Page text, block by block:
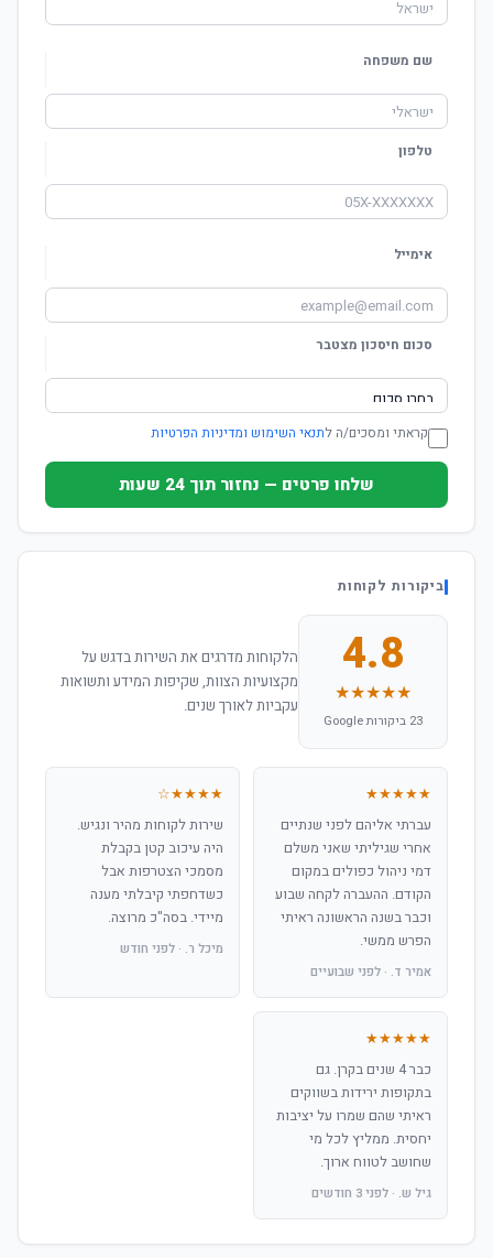
שם משפחה
טלפון
אימייל
סכום חיסכון מצטבר
קראתי ומסכים/ה לתנאי השימוש ומדיניות הפרטיות
שלחו פרטים — נחזור תוך 24 שעות
ביקורות לקוחות
4.8
★★★★★
23 ביקורות Google
הלקוחות מדרגים את השירות בדגש על
מקצועיות הצוות, שקיפות המידע ותשואות
עקביות לאורך שנים.
★★★★★
עברתי אליהם לפני שנתיים
אחרי שגיליתי שאני משלם
דמי ניהול כפולים במקום
הקודם. ההעברה לקחה שבוע
וכבר בשנה הראשונה ראיתי
הפרש ממשי.
אמיר ד. · לפני שבועיים
★★★★☆
שירות לקוחות מהיר ונגיש.
היה עיכוב קטן בקבלת
מסמכי הצטרפות אבל
כשדחפתי קיבלתי מענה
מיידי. בסה"כ מרוצה.
מיכל ר. · לפני חודש
★★★★★
כבר 4 שנים בקרן. גם
בתקופות ירידות בשווקים
ראיתי שהם שמרו על יציבות
יחסית. ממליץ לכל מי
שחושב לטווח ארוך.
גיל ש. · לפני 3 חודשים